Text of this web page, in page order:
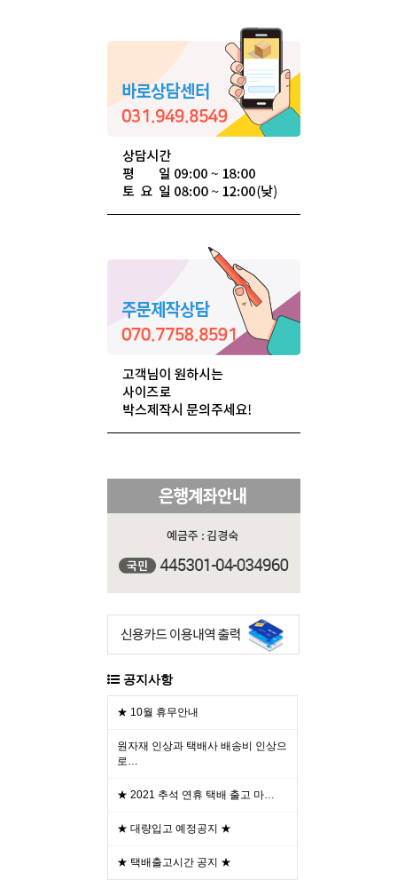
공지사항
★ 10월 휴무안내
원자재 인상과 택배사 배송비 인상으
로…
★ 2021 추석 연휴 택배 출고 마…
★ 대량입고 예정공지 ★
★ 택배출고시간 공지 ★